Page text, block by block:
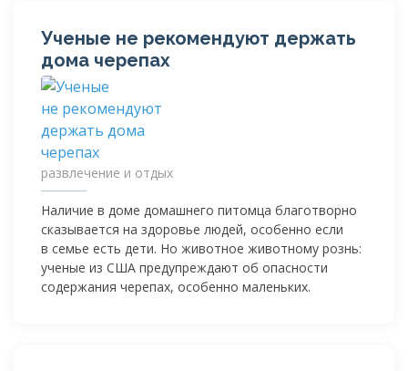
Ученые не рекомендуют держать
дома черепах
развлечение и отдых
Наличие в доме домашнего питомца благотворно
сказывается на здоровье людей, особенно если
в семье есть дети. Но животное животному рознь:
ученые из США предупреждают об опасности
содержания черепах, особенно маленьких.